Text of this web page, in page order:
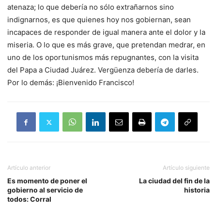
atenaza; lo que debería no sólo extrañarnos sino
indignarnos, es que quienes hoy nos gobiernan, sean
incapaces de responder de igual manera ante el dolor y la
miseria. O lo que es más grave, que pretendan medrar, en
uno de los oportunismos más repugnantes, con la visita
del Papa a Ciudad Juárez. Vergüenza debería de darles.
Por lo demás: ¡Bienvenido Francisco!
Artículo anterior
Es momento de poner el
gobierno al servicio de
todos: Corral
Artículo siguiente
La ciudad del fin de la
historia